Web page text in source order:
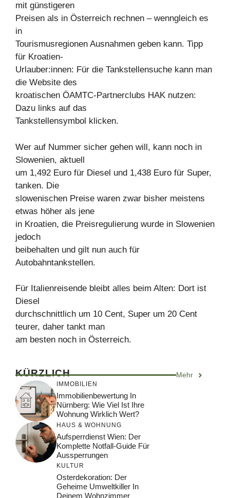
mit günstigeren
Preisen als in Österreich rechnen – wenngleich es
in
Tourismusregionen Ausnahmen geben kann. Tipp
für Kroatien-
Urlauber:innen: Für die Tankstellensuche kann man
die Website des
kroatischen ÖAMTC-Partnerclubs HAK nutzen:
Dazu links auf das
Tankstellensymbol klicken.
Wer auf Nummer sicher gehen will, kann noch in
Slowenien, aktuell
um 1,492 Euro für Diesel und 1,438 Euro für Super,
tanken. Die
slowenischen Preise waren zwar bisher meistens
etwas höher als jene
in Kroatien, die Preisregulierung wurde in Slowenien
jedoch
beibehalten und gilt nun auch für
Autobahntankstellen.
Für Italienreisende bleibt alles beim Alten: Dort ist
Diesel
durchschnittlich um 10 Cent, Super um 20 Cent
teurer, daher tankt man
am besten noch in Österreich.
KÜRZLICH Mehr
IMMOBILIEN
Immobilienbewertung In
Nürnberg: Wie Viel Ist Ihre
Wohnung Wirklich Wert?
HAUS & WOHNUNG
Aufsperrdienst Wien: Der
Komplette Notfall-Guide Für
Aussperrungen
KULTUR
Osterdekoration: Der
Geheime Umweltkiller In
Deinem Wohnzimmer